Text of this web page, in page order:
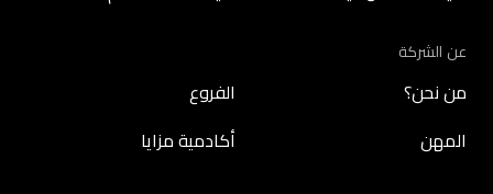
عن الشركة
من نحن؟ الفروع
المهن أكادمية مزايا